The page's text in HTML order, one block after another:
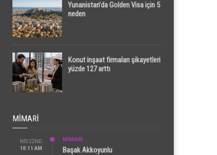
Yunanistan’da Golden Visa için 5
neden
Konut inşaat firmaları şikayetleri
yüzde 127 arttı
MIMARI
NIS 22ND
10:11 AM
MİMARİ
Başak Akkoyunlu